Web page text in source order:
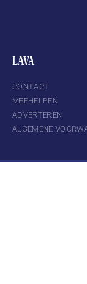
LAVA
CONTACT
MEEHELPEN
ADVERTEREN
ALGEMENE